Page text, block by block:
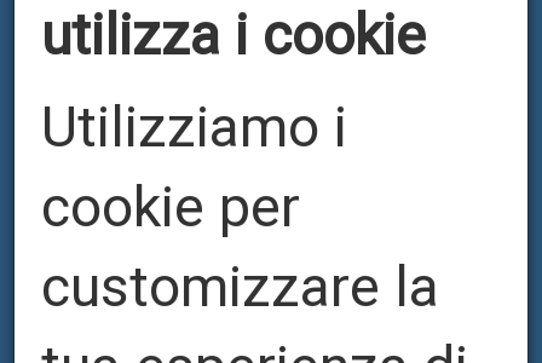
КОРДОНАТОРИ
ARMOR
utilizza i cookie
Utilizziamo i
cookie per
customizzare la